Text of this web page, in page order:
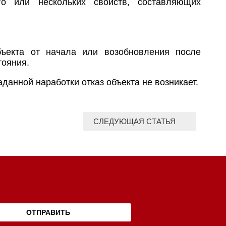
или нескольких свойств, составляющих
от начала или возобновления после
наработки отказ объекта не возникает.
СЛЕДУЮЩАЯ СТАТЬЯ